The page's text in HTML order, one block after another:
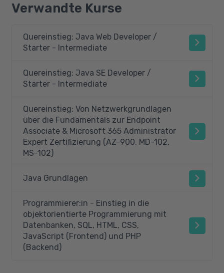
Verwandte Kurse
Quereinstieg: Java Web Developer /
Starter - Intermediate
Quereinstieg: Java SE Developer /
Starter - Intermediate
Quereinstieg: Von Netzwerkgrundlagen
über die Fundamentals zur Endpoint
Associate & Microsoft 365 Administrator
Expert Zertifizierung (AZ-900, MD-102,
MS-102)
Java Grundlagen
Programmierer:in - Einstieg in die
objektorientierte Programmierung mit
Datenbanken, SQL, HTML, CSS,
JavaScript (Frontend) und PHP
(Backend)